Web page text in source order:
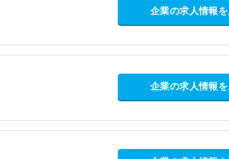
企業の求人情報
企業の求人情報